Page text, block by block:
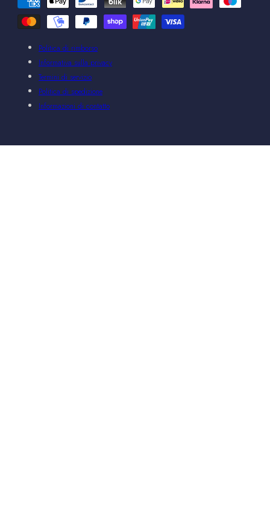
di
pagamento
Politica di rimborso
Informativa sulla privacy
Termini di servizio
Politica di spedizione
Informazioni di contatto